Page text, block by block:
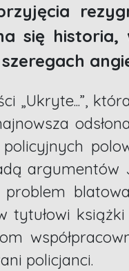
się
„Ukryte...”,
problem
policjanci.